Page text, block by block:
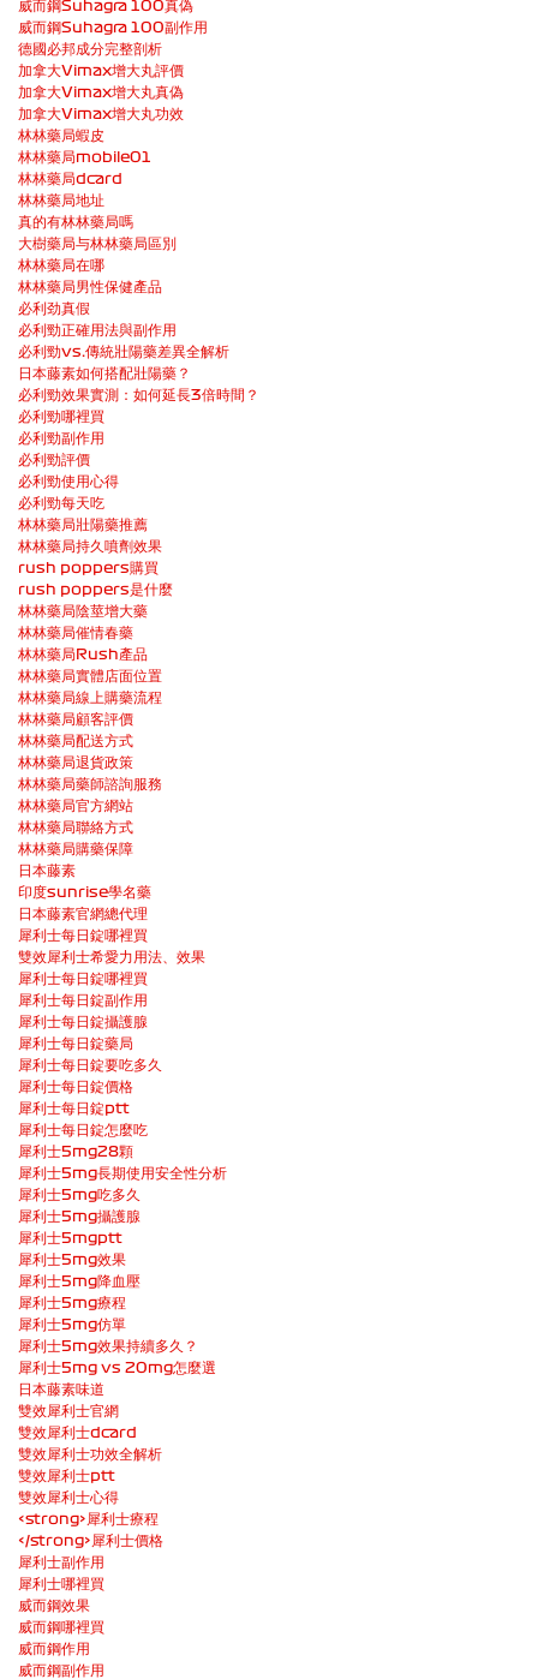
威而鋼Suhagra 100真偽
威而鋼Suhagra 100副作用
德國必邦成分完整剖析
加拿大Vimax增大丸評價
加拿大Vimax增大丸真偽
加拿大Vimax增大丸功效
林林藥局蝦皮
林林藥局mobile01
林林藥局dcard
林林藥局地址
真的有林林藥局嗎
大樹藥局与林林藥局區別
林林藥局在哪
林林藥局男性保健產品
必利劲真假
必利勁正確用法與副作用
必利勁vs.傳統壯陽藥差異全解析
日本藤素如何搭配壯陽藥？
必利勁效果實測：如何延長3倍時間？
必利勁哪裡買
必利勁副作用
必利勁評價
必利勁使用心得
必利勁每天吃
林林藥局壯陽藥推薦
林林藥局持久噴劑效果
rush poppers購買
rush poppers是什麼
林林藥局陰莖增大藥
林林藥局催情春藥
林林藥局Rush產品
林林藥局實體店面位置
林林藥局線上購藥流程
林林藥局顧客評價
林林藥局配送方式
林林藥局退貨政策
林林藥局藥師諮詢服務
林林藥局官方網站
林林藥局聯絡方式
林林藥局購藥保障
日本藤素
印度sunrise學名藥
日本藤素官網總代理
犀利士每日錠哪裡買
雙效犀利士希愛力用法、效果
犀利士每日錠哪裡買
犀利士每日錠副作用
犀利士每日錠攝護腺
犀利士每日錠藥局
犀利士每日錠要吃多久
犀利士每日錠價格
犀利士每日錠ptt
犀利士每日錠怎麼吃
犀利士5mg28顆
犀利士5mg長期使用安全性分析
犀利士5mg吃多久
犀利士5mg攝護腺
犀利士5mgptt
犀利士5mg效果
犀利士5mg降血壓
犀利士5mg療程
犀利士5mg仿單
犀利士5mg效果持續多久？
犀利士5mg vs 20mg怎麼選
日本藤素味道
雙效犀利士官網
雙效犀利士dcard
雙效犀利士功效全解析
雙效犀利士ptt
雙效犀利士心得
<strong>犀利士療程
</strong> 犀利士價格
犀利士副作用
犀利士哪裡買
威而鋼效果
威而鋼哪裡買
威而鋼作用
威而鋼副作用